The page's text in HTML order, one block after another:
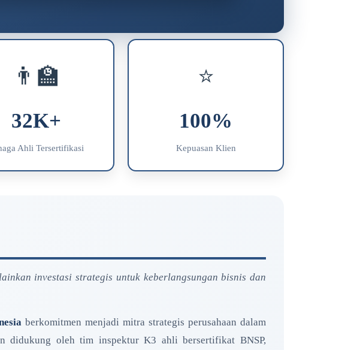
👨‍🏫
32K+
Ahli Tersertifikasi
⭐
100%
Kepuasan Klien
investasi strategis untuk keberlangsungan bisnis dan
berkomitmen menjadi mitra strategis perusahaan dalam
didukung oleh tim inspektur K3 ahli bersertifikat BNSP,